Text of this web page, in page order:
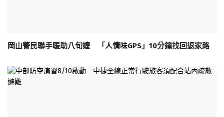
岡山警民聯手暖助八旬嬤 「人情味GPS」10分鐘找回返家路